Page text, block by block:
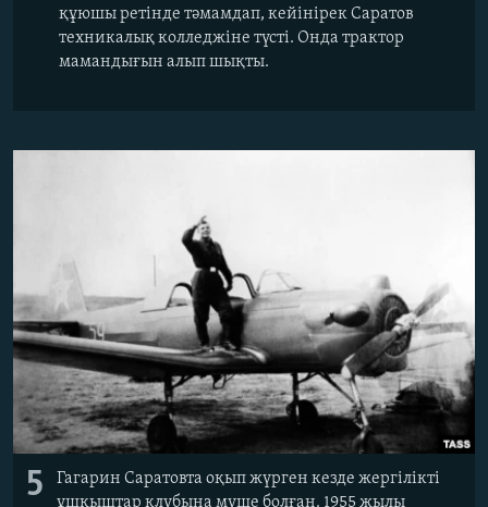
құюшы ретінде тәмамдап, кейінірек Саратов
техникалық колледжіне түсті. Онда трактор
мамандығын алып шықты.
5
Гагарин Саратовта оқып жүрген кезде жергілікті
ұшқыштар клубына мүше болған. 1955 жылы